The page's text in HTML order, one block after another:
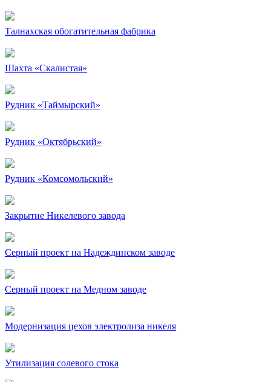
Талнахская обогатительная фабрика
Шахта «Скалистая»
Рудник «Таймырский»
Рудник «Октябрьский»
Рудник «Комсомольский»
Закрытие Никелевого завода
Серный проект на Надеждинском заводе
Серный проект на Медном заводе
Модернизация цехов электролиза никеля
Утилизация солевого стока